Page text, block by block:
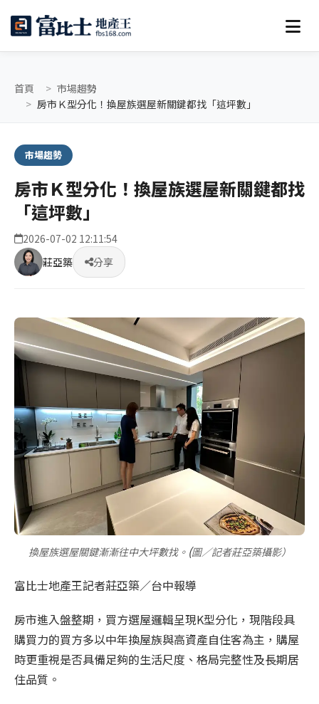
首頁
市場趨勢
房市Ｋ型分化！換屋族選屋新關鍵都找「這坪數」
市場趨勢
房市Ｋ型分化！換屋族選屋新關鍵都找
「這坪數」
2026-07-02 12:11:54
莊亞築
分享
換屋族選屋關鍵漸漸往中大坪數找。 (圖／記者莊亞築攝影）
富比士地產王記者莊亞築／台中報導
房市進入盤整期，買方選屋邏輯呈現K型分化，現階段具
購買力的買方多以中年換屋族與高資產自住客為主，購屋
時更重視是否具備足夠的生活尺度、格局完整性及長期居
住品質。